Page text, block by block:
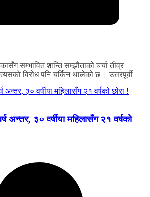
सम्भावित शान्ति सम्झौताको चर्चा तीव्र
विरोध पनि चर्किन थालेको छ । उत्तरपूर्वी
अन्तर, ३० वर्षीया महिलासँग २१ वर्षको